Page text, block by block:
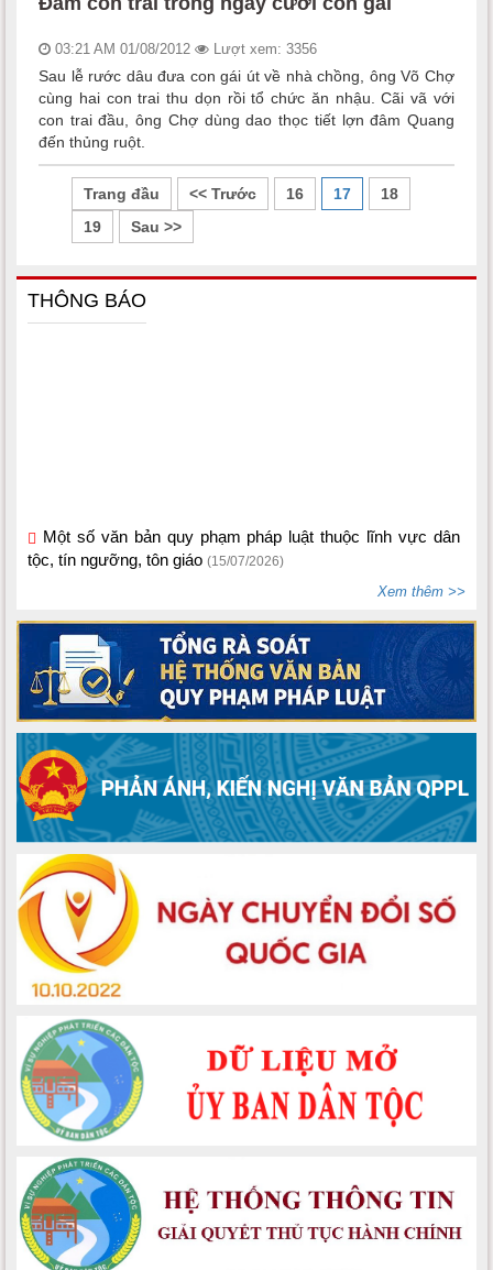
03:21 AM 01/08/2012 Lượt xem: 3356
Sau lễ rước dâu đưa con gái út về nhà chồng, ông Võ Chợ
cùng hai con trai thu dọn rồi tổ chức ăn nhậu. Cãi vã với
con trai đầu, ông Chợ dùng dao thọc tiết lợn đâm Quang
đến thủng ruột.
Trang đầu << Trước 16 17
18
19
Sau >>
THÔNG BÁO
tộc, tín ngưỡng, tôn giáo (15/07/2026)
Bộ Dân tộc và Tôn giáo ban hành Thông tư số
Xem thêm >>